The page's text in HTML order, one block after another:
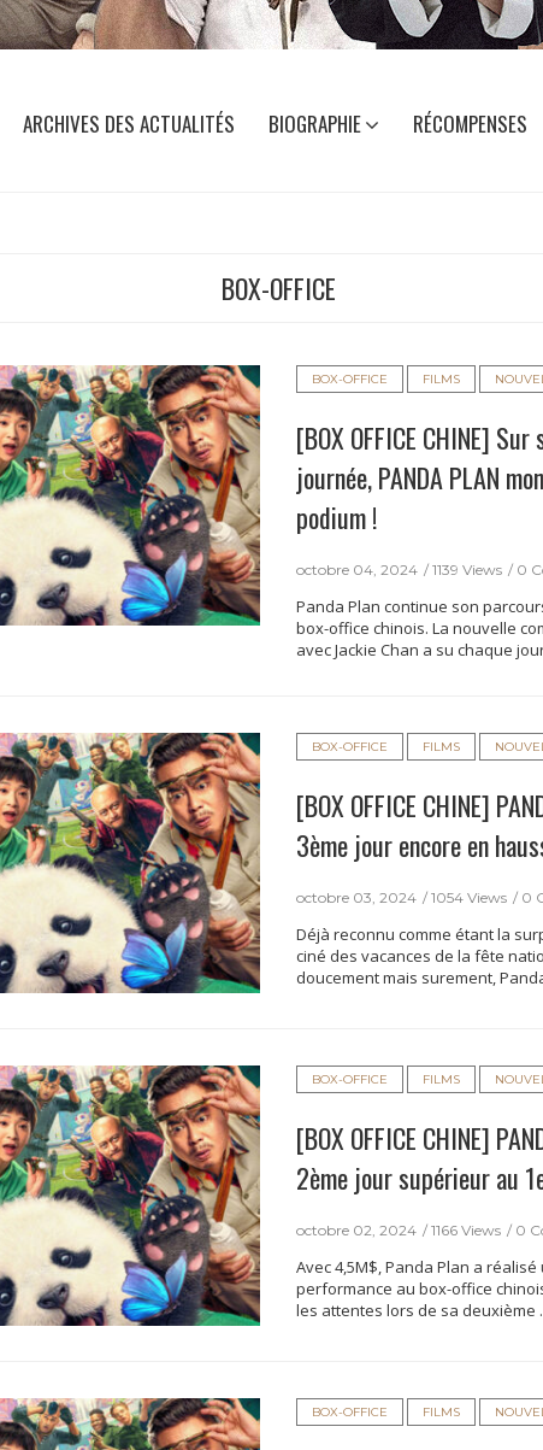
ARCHIVES DES ACTUALITÉS BIOGRAPHIE RÉCOMPENSES
BOX-OFFICE
BOX-OFFICE FILMS
[BOX OFFICE CHINE] Sur
journée, PANDA PLAN
podium !
octobre 04, 2024 1139 Views 0
Panda Plan continue son
box-office chinois. La nouvelle
avec Jackie Chan a su chaque
BOX-OFFICE FILMS
[BOX OFFICE CHINE]
3ème jour encore en
octobre 03, 2024 1054 Views 0
Déjà reconnu comme étant la
ciné des vacances de la fête
doucement mais surement,
BOX-OFFICE FILMS
[BOX OFFICE CHINE]
2ème jour supérieur au
octobre 02, 2024 1166 Views 0
Avec 4,5M$, Panda Plan a
performance au box-office
les attentes lors de sa deuxième
BOX-OFFICE FILMS